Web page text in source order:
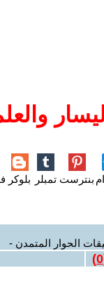
بنترست تمبلر بلوكر
الحوار المتمدن -
0
)